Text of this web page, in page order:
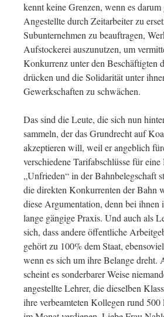
kennt keine Grenzen, wenn es darum
Angestellte durch Zeitarbeiter zu
Subunternehmen zu beauftragen,
Aufstockerei auszunutzen, um
Konkurrenz unter den Beschäftigten
drücken und die Solidarität unter
Gewerkschaften zu schwächen.
Das sind die Leute, die sich nun
sammeln, der das Grundrecht auf
akzeptieren will, weil er angeblich
verschiedene Tarifabschlüsse für
„Unfrieden“ in der Bahnbelegschaft
die direkten Konkurrenten der Bahn
diese Argumentation, denn bei ihnen
lange gängige Praxis. Und auch als
sich, dass andere öffentliche
gehört zu 100% dem Staat,
wenn es sich um ihre Belange dreht.
scheint es sonderbarer Weise
angestellte Lehrer, die dieselben
ihre verbeamteten Kollegen rund